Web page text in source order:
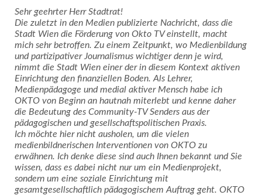
Sehr geehrter Herr Stadtrat!
Die zuletzt in den Medien publizierte Nachricht, dass die
Stadt Wien die Förderung von Okto TV einstellt, macht
mich sehr betroffen. Zu einem Zeitpunkt, wo Medienbildung
und partizipativer Journalismus wichtiger denn je wird,
nimmt die Stadt Wien einer der in diesem Kontext aktiven
Einrichtung den finanziellen Boden. Als Lehrer,
Medienpädagoge und medial aktiver Mensch habe ich
OKTO von Beginn an hautnah miterlebt und kenne daher
die Bedeutung des Community-TV Senders aus der
pädagogischen und gesellschaftspolitischen Praxis.
Ich möchte hier nicht ausholen, um die vielen
medienbildnerischen Interventionen von OKTO zu
erwähnen. Ich denke diese sind auch Ihnen bekannt und Sie
wissen, dass es dabei nicht nur um ein Medienprojekt,
sondern um eine soziale Einrichtung mit
gesamtgesellschaftlich pädagogischem Auftrag geht. OKTO